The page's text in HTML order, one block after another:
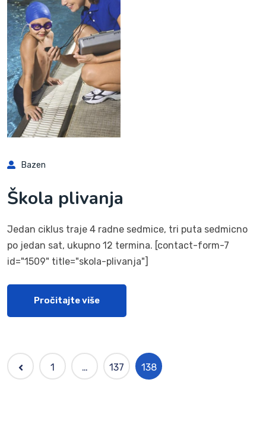
Bazen
Škola plivanja
Jedan ciklus traje 4 radne sedmice, tri puta sedmicno
po jedan sat, ukupno 12 termina. [contact-form-7
id="1509" title="skola-plivanja"]
Pročitajte više
1 … 137 138